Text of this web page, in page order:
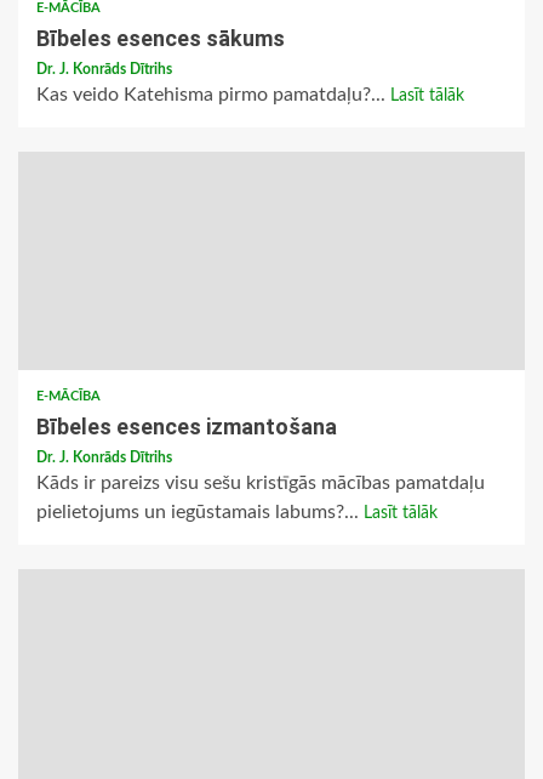
E-MĀCĪBA
Bībeles esences sākums
Dr. J. Konrāds Dītrihs
Kas veido Katehisma pirmo pamatdaļu?... Lasīt tālāk
E-MĀCĪBA
Bībeles esences izmantošana
Dr. J. Konrāds Dītrihs
Kāds ir pareizs visu sešu kristīgās mācības pamatdaļu
pielietojums un iegūstamais labums?... Lasīt tālāk